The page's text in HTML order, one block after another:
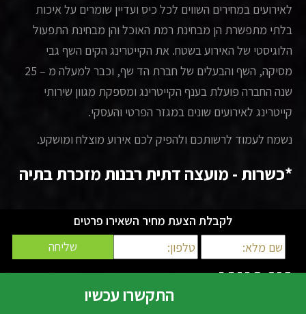
לקבלת הצעת מחיר השאירו פרטים
להצעת מחיר השאירו
פרטים
לאירועים במחירים השווים לכל כיס ועדיין שומרים על איכות
בלתי מתפשרת הן מבחינת רמת האוכל והן מבחינת התפעול
הלוגיסטי של האירוע בשטח. את הקייטרינג הקים השף גבי
מסיקה, השף והבעלים של חברת הד שף, וכבר למעלה מ – 25
שנה החברה פועלת בענף הקייטרינג ומספקת מגוון שירותי
קייטרינג לאירועים שונים במגזר הפרטי והעסקי.
נשמח לעמוד לרשותכם ולהפיק לכם אירוע מוצלח ומושקע.
*כשרות - מועצה דתית רבנות מזכרת בתיה
התקשרו עכשיו